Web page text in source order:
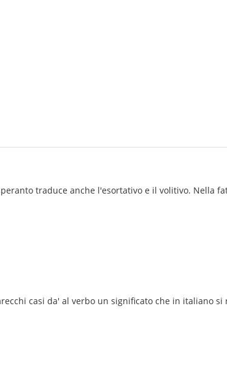
traduce anche l'esortativo e il volitivo. Nella
casi da' al verbo un significato che in italiano si